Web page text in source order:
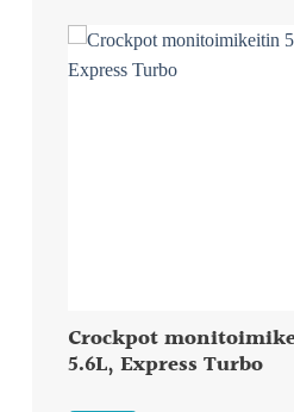
Crockpot
5.6L, Express Turbo